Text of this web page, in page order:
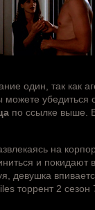
один, так как
можете убедиться
по ссылке выше.
на
и покидают
девушка
торрент 2 сезон